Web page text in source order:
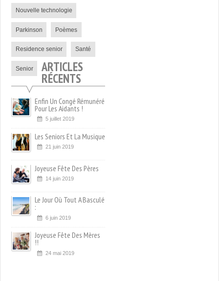
Nouvelle technologie
Parkinson Poèmes
Residence senior Santé
Senior ARTICLES
RÉCENTS
Enfin Un Congé Rémunéré
Pour Les Aidants !
5 juillet 2019
Les Seniors Et La Musique
21 juin 2019
Joyeuse Fête Des Pères
14 juin 2019
Le Jour Où Tout A Basculé
:
6 juin 2019
Joyeuse Fête Des Mères
!!
24 mai 2019